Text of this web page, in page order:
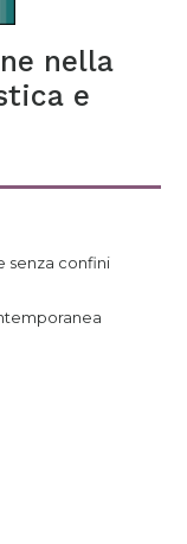
nella
e
senza confini